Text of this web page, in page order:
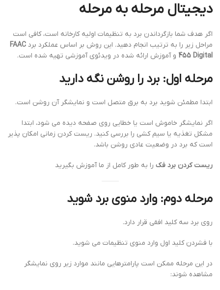
دیجیتال مرحله به مرحله
اگر هدف شما بازگرداندن برد به تنظیمات اولیه کارخانه است، کافی است
مراحل زیر را به ترتیب انجام دهید. این روش بر اساس عملکرد برد FAAC
455 Digital و آموزش ارائه شده در ویدئوی آموزشی تهیه شده است.
مرحله اول: برد را روشن نگه دارید
ابتدا مطمئن شوید برد به برق متصل است و نمایشگر آن روشن است.
اگر نمایشگر خاموش است یا خطایی روی صفحه دیده می شود، ابتدا
مشکل تغذیه یا سیم کشی را بررسی کنید. ریست کردن زمانی امکان پذیر
است که برد در وضعیت عادی روشن باشد.
ریست کردن برد فک را به طور کامل از ما آموزش بگیرید
مرحله دوم: وارد منوی برد شوید
روی برد سه کلید افقی قرار دارد.
با فشردن کلید اول وارد منوی تنظیمات می شوید.
در این مرحله ممکن است پارامترهایی مانند موارد زیر روی نمایشگر
مشاهده شوند: